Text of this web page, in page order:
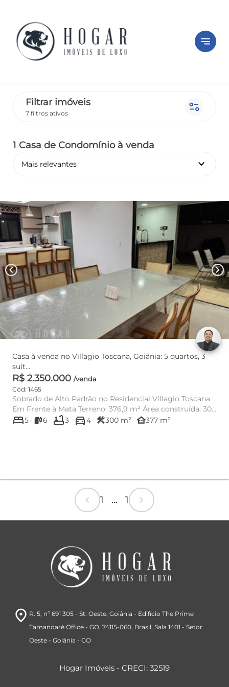
notes
Filtrar imóveis
7 filtros ativos page_info
1 Casa de Condomínio à venda
Mais relevantes keyboard_arrow_down
chevron_left chevron_right
Casa à venda no Villagio Toscana, Goiânia: 5 quartos, 3
suít...
R$ 2.350.000 /venda
Cód: 1465
Sobrado de Alto Padrão no Residencial Villagio Toscana
Em Frente à Mata Terreno: 376,9 m² Área construída: 300
...
bed5 6 bathtub3 directions_car4 construction300 m² other_houses377 m²
chevron_left 1 ... 1 chevron_right
room R. 5, nº 691 305 - St. Oeste, Goiânia - Edifício The Prime
Tamandaré Office - GO, 74115-060, Brasil, Sala 1401 - Setor
Oeste- Goiânia - GO
Hogar Imóveis - CRECI: 32519